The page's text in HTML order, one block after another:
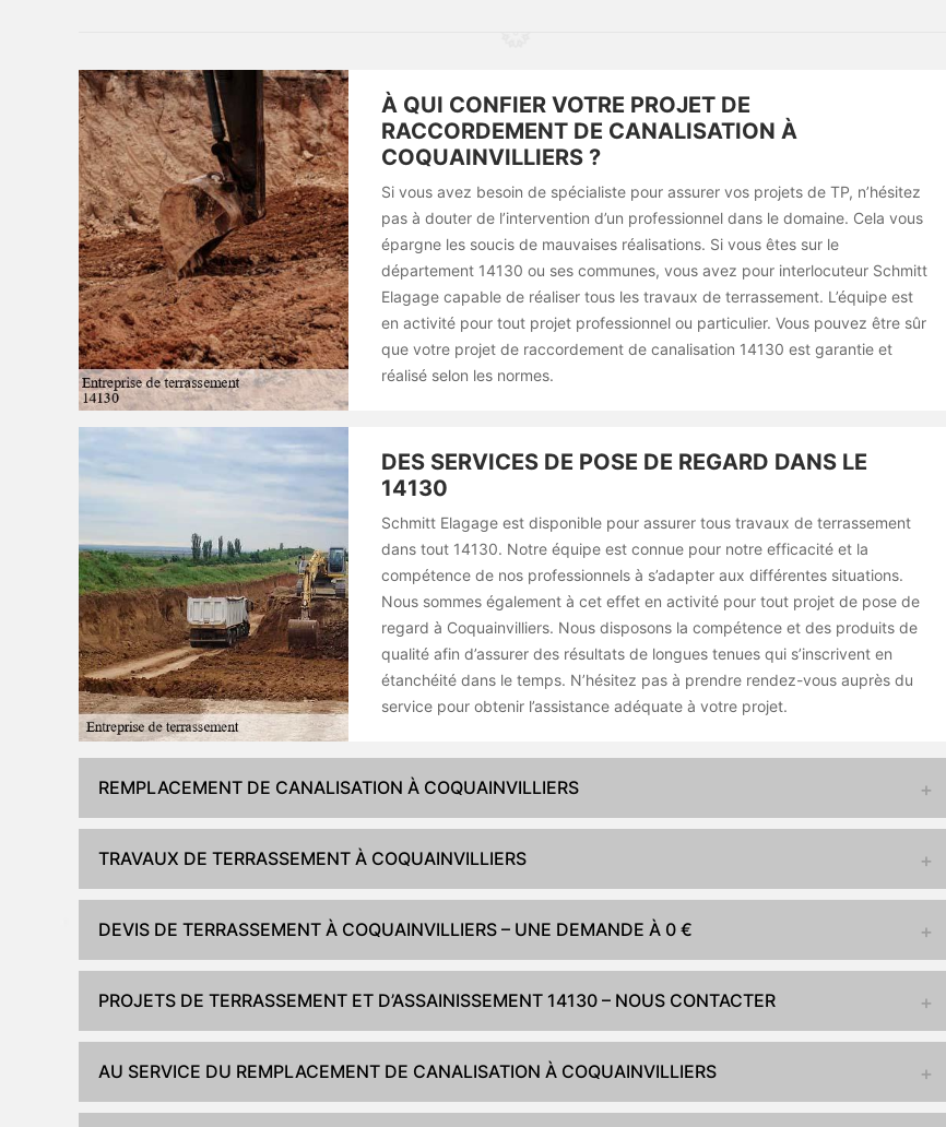
À QUI CONFIER VOTRE PROJET DE
RACCORDEMENT DE CANALISATION À
COQUAINVILLIERS ?
Si vous avez besoin de spécialiste pour assurer vos projets de TP, n’hésitez
pas à douter de l’intervention d’un professionnel dans le domaine. Cela vous
épargne les soucis de mauvaises réalisations. Si vous êtes sur le
département 14130 ou ses communes, vous avez pour interlocuteur Schmitt
Elagage capable de réaliser tous les travaux de terrassement. L’équipe est
en activité pour tout projet professionnel ou particulier. Vous pouvez être sûr
que votre projet de raccordement de canalisation 14130 est garantie et
réalisé selon les normes.
DES SERVICES DE POSE DE REGARD DANS LE
14130
Schmitt Elagage est disponible pour assurer tous travaux de terrassement
dans tout 14130. Notre équipe est connue pour notre efficacité et la
compétence de nos professionnels à s’adapter aux différentes situations.
Nous sommes également à cet effet en activité pour tout projet de pose de
regard à Coquainvilliers. Nous disposons la compétence et des produits de
qualité afin d’assurer des résultats de longues tenues qui s’inscrivent en
étanchéité dans le temps. N’hésitez pas à prendre rendez-vous auprès du
service pour obtenir l’assistance adéquate à votre projet.
REMPLACEMENT DE CANALISATION À COQUAINVILLIERS
TRAVAUX DE TERRASSEMENT À COQUAINVILLIERS
DEVIS DE TERRASSEMENT À COQUAINVILLIERS – UNE DEMANDE À 0 €
PROJETS DE TERRASSEMENT ET D’ASSAINISSEMENT 14130 – NOUS CONTACTER
AU SERVICE DU REMPLACEMENT DE CANALISATION À COQUAINVILLIERS